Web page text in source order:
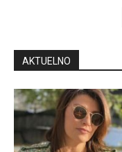
AKTUELNO